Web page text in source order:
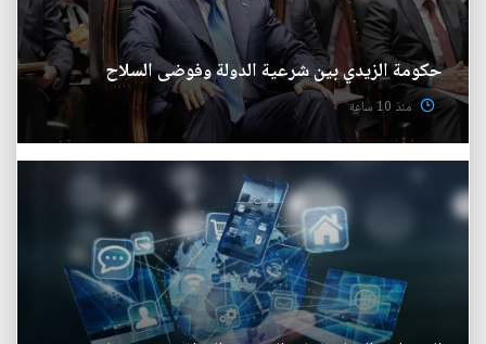
حكومة الزيدي بين شرعية الدولة وفوضى السلاح
منذ 10 ساعة